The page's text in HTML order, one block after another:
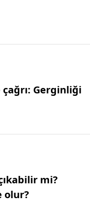
Gerginliği
mi?
olur?